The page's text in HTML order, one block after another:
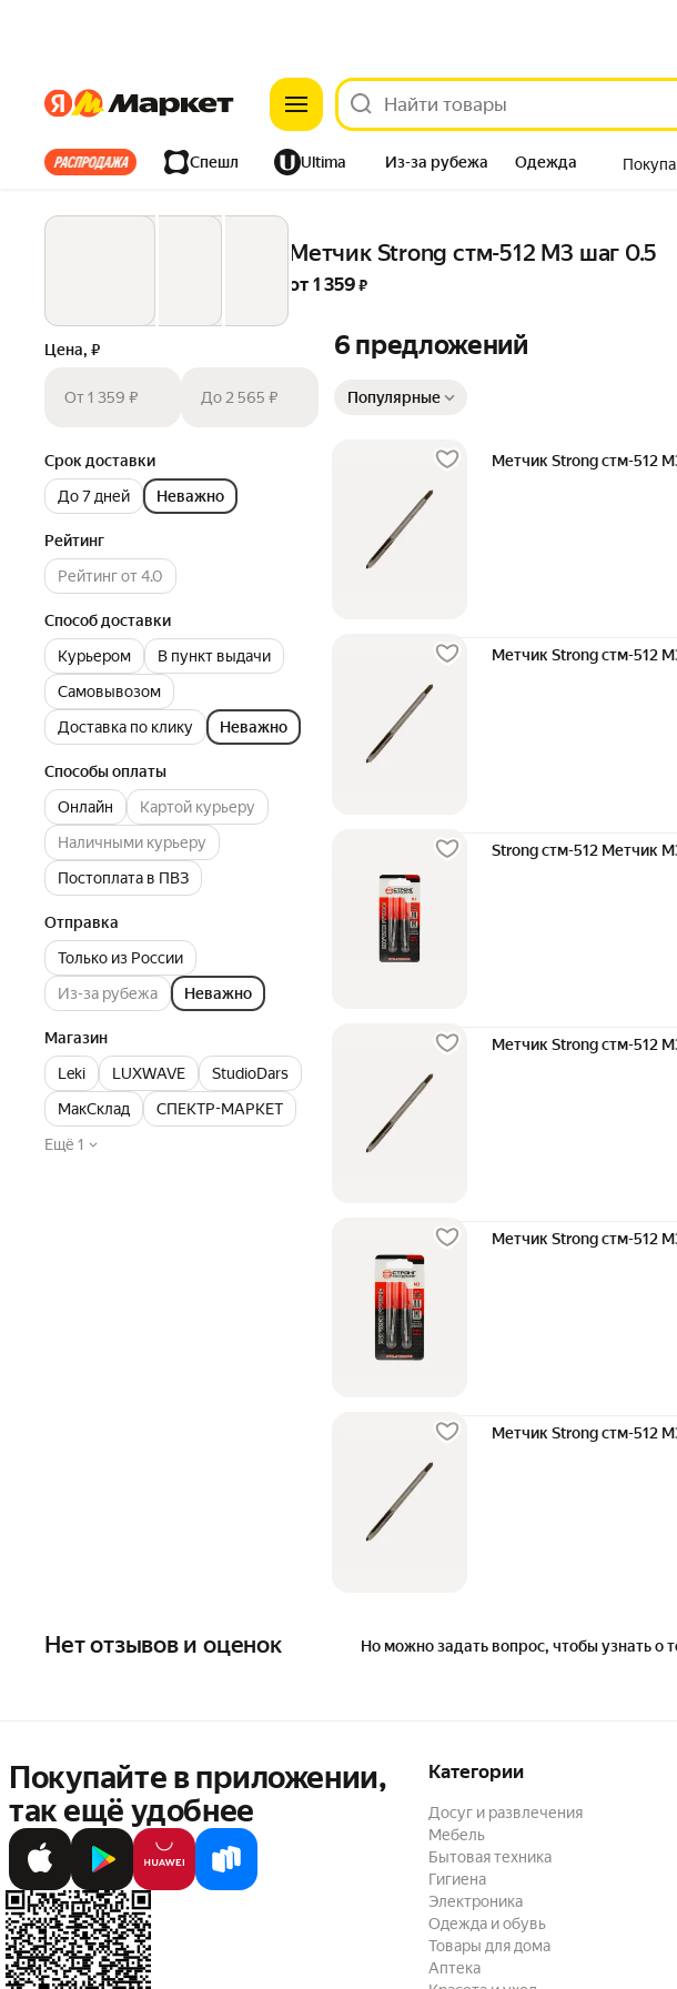
ЯндексЯндекс
Все хиты Спешл Ultima Из-за рубежа Одежда
Дом Ремонт Детям Красота
Метчик Strong стм-512 М3 шаг 0.5
от 1 359 ₽
Цена, ₽
От 1 359 ₽ До 2 565 ₽
Срок доставки
До 7 дней
Неважно
Рейтинг
Рейтинг от 4.0
Способ доставки
Курьером
В пункт выдачи
Самовывозом
Доставка по клику
Неважно
Способы оплаты
Онлайн
Картой курьеру
Наличными курьеру
Постоплата в ПВЗ
Отправка
Только из России
Из-за рубежа
Неважно
Магазин
Leki
LUXWAVE
StudioDars
МакСклад
СПЕКТР-МАРКЕТ
Ещё 1
6 предложений
Популярные
Метчик Strong стм-512
Метчик Strong стм-512
Strong стм-512 Метчик
Метчик Strong стм-512
Метчик Strong стм-512
Метчик Strong стм-512
Нет отзывов и оценок Но можно задать вопрос, чтобы узнать о
Покупайте в приложении,
так ещё удобнее
Категории
Досуг и развлечения
Мебель
Бытовая техника
Гигиена
Электроника
Одежда и обувь
Товары для дома
Аптека